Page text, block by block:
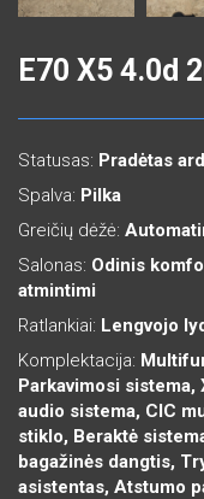
E70 X5 4.0d
Statusas: Pradėtas
Spalva: Pilka
Greičių dėžė:
Salonas: Odinis
atmintimi
Ratlankiai: Lengvojo
Komplektacija:
Parkavimosi
audio sistema, CIC
stiklo, Beraktė
bagažinės dangtis,
asistentas, Atstumo